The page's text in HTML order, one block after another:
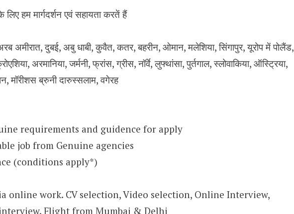
लिए हम मार्गदर्शन एवं सहायता करतें हैं
अमीरात, दुबई, अबु धाबी, कुवैत, कतर, बहरीन, ओमान, मलेशिया, सिंगापुर, यूरोप में पोलैंड,
अरमानिया, जर्मनी, फ्रांस, ग्रीस, नॉर्वे, लुफ्थांसा, पुर्तगाल, स्लोवाकिया, ऑस्ट्रिया,
मॉरीशस ब्रुनी दारुस्सलाम, वगेरह
requirements and guidence for apply
job from Genuine agencies
(conditions apply*)
online work. CV selection, Video selection, Online Interview,
Flight from Mumbai & Delhi